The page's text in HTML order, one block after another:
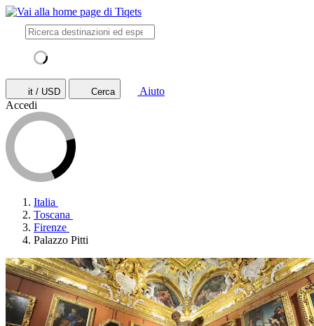
it / USD Cerca
Aiuto
Accedi
Italia
Toscana
Firenze
Palazzo Pitti